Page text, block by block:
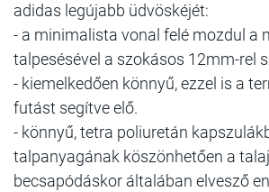
adidas legújabb üdvöskéjét:
- a minimalista vonal felé mozdul a
talpesésével a szokásos 12mm-rel
- kiemelkedően könnyű, ezzel is a
futást segítve elő.
- könnyű, tetra poliuretán
talpanyagának köszönhetően a
becsapódáskor általában elvesző